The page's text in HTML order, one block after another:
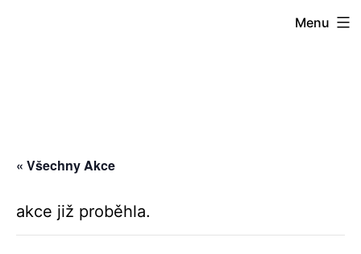
Menu
« Všechny Akce
akce již proběhla.